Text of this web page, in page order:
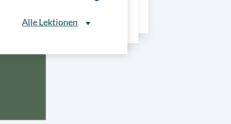
Alle Lektionen
Alle Lektionen